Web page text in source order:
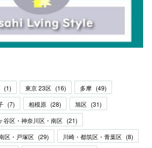
(1) 東京 23区 (16) 多摩 (49)
(7) 相模原 (28) 旭区 (31)
谷区・神奈川区・南区 (21)
区・戸塚区 (29) 川崎・都筑区・青葉区 (8)